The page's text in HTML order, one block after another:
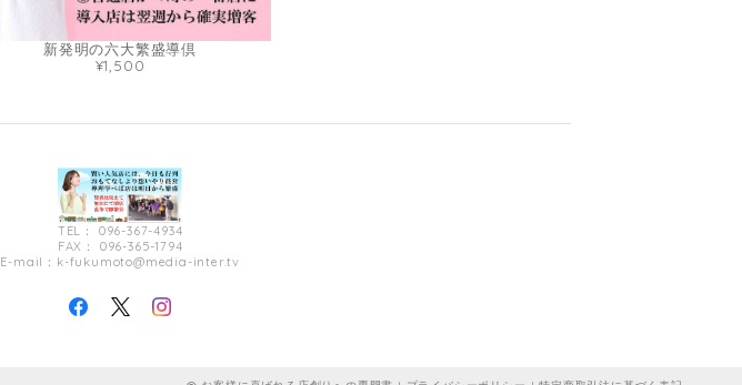
新発明の六大繁盛導倶
¥1,500
TEL： 096-367-4934
FAX： 096-365-1794
E-mail： k-fukumoto@media-inter.tv